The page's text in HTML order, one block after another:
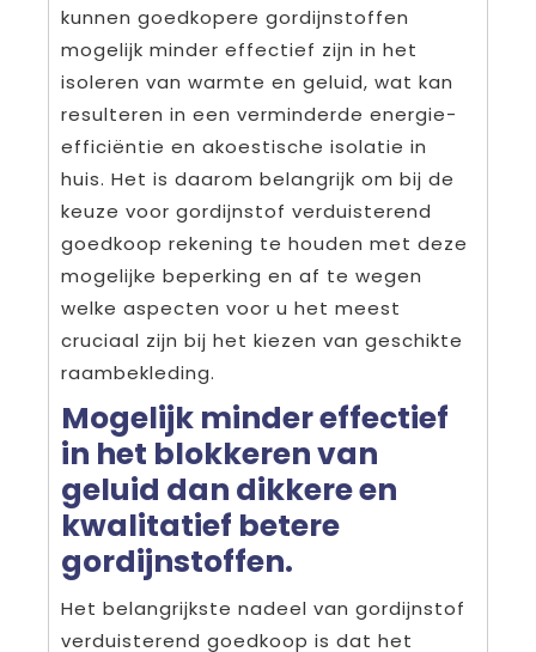
kunnen goedkopere gordijnstoffen
mogelijk minder effectief zijn in het
isoleren van warmte en geluid, wat kan
resulteren in een verminderde energie-
efficiëntie en akoestische isolatie in
huis. Het is daarom belangrijk om bij de
keuze voor gordijnstof verduisterend
goedkoop rekening te houden met deze
mogelijke beperking en af te wegen
welke aspecten voor u het meest
cruciaal zijn bij het kiezen van geschikte
raambekleding.
Mogelijk minder effectief
in het blokkeren van
geluid dan dikkere en
kwalitatief betere
gordijnstoffen.
Het belangrijkste nadeel van gordijnstof
verduisterend goedkoop is dat het